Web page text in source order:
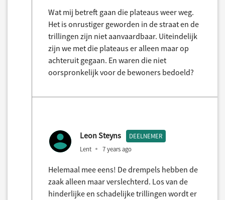
Wat mij betreft gaan die plateaus weer weg.
Het is onrustiger geworden in de straat en de
trillingen zijn niet aanvaardbaar. Uiteindelijk
zijn we met die plateaus er alleen maar op
achteruit gegaan. En waren die niet
oorspronkelijk voor de bewoners bedoeld?
Leon Steyns DEELNEMER
Lent 7 years ago
Helemaal mee eens! De drempels hebben de
zaak alleen maar verslechterd. Los van de
hinderlijke en schadelijke trillingen wordt er